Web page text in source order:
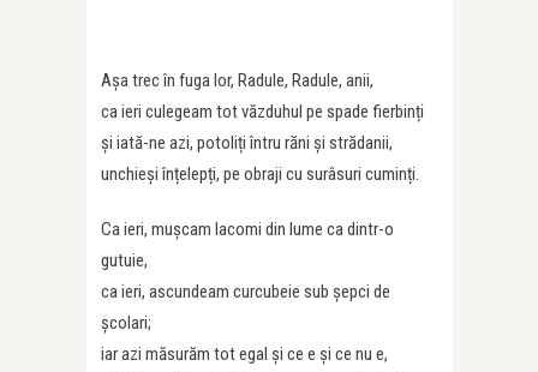
Așa trec în fuga lor, Radule, Radule, anii,
ca ieri culegeam tot văzduhul pe spade fierbinți
și iată-ne azi, potoliți întru răni și strădanii,
unchieși înțelepți, pe obraji cu surâsuri cuminți.
Ca ieri, mușcam lacomi din lume ca dintr-o
gutuie,
ca ieri, ascundeam curcubeie sub șepci de
școlari;
iar azi măsurăm tot egal și ce e și ce nu e,